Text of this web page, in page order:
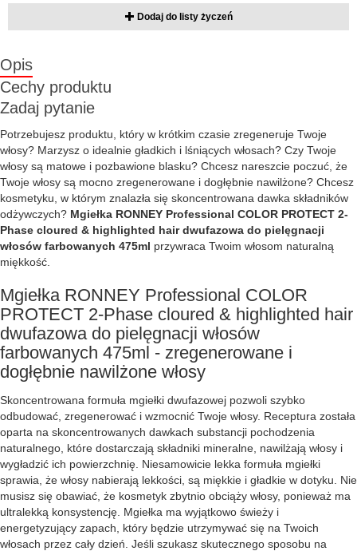
Dodaj do listy życzeń
Opis
Cechy produktu
Zadaj pytanie
Potrzebujesz produktu, który w krótkim czasie zregeneruje Twoje
włosy? Marzysz o idealnie gładkich i lśniących włosach? Czy Twoje
włosy są matowe i pozbawione blasku? Chcesz nareszcie poczuć, że
Twoje włosy są mocno zregenerowane i dogłębnie nawilżone? Chcesz
kosmetyku, w którym znalazła się skoncentrowana dawka składników
odżywczych? Mgiełka RONNEY Professional COLOR PROTECT 2-
Phase cloured & highlighted hair dwufazowa do pielęgnacji
włosów farbowanych 475ml przywraca Twoim włosom naturalną
miękkość.
Mgiełka RONNEY Professional COLOR
PROTECT 2-Phase cloured & highlighted hair
dwufazowa do pielęgnacji włosów
farbowanych 475ml - zregenerowane i
dogłębnie nawilżone włosy
Skoncentrowana formuła mgiełki dwufazowej pozwoli szybko
odbudować, zregenerować i wzmocnić Twoje włosy. Receptura została
oparta na skoncentrowanych dawkach substancji pochodzenia
naturalnego, które dostarczają składniki mineralne, nawilżają włosy i
wygładzić ich powierzchnię. Niesamowicie lekka formuła mgiełki
sprawia, że włosy nabierają lekkości, są miękkie i gładkie w dotyku. Nie
musisz się obawiać, że kosmetyk zbytnio obciąży włosy, ponieważ ma
ultralekką konsystencję. Mgiełka ma wyjątkowo świeży i
energetyzujący zapach, który będzie utrzymywać się na Twoich
włosach przez cały dzień. Jeśli szukasz skutecznego sposobu na